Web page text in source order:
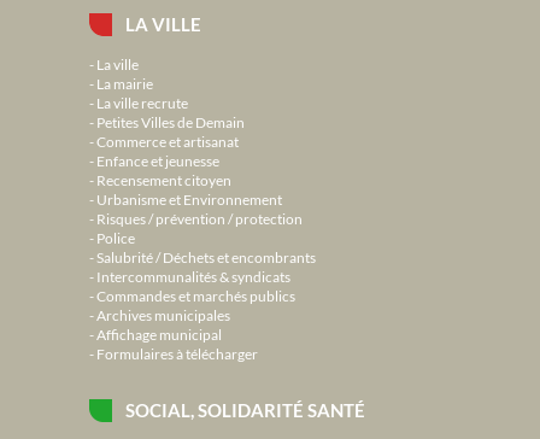
LA VILLE
La ville
La mairie
La ville recrute
Petites Villes de Demain
Commerce et artisanat
Enfance et jeunesse
Recensement citoyen
Urbanisme et Environnement
Risques / prévention / protection
Police
Salubrité / Déchets et encombrants
Intercommunalités & syndicats
Commandes et marchés publics
Archives municipales
Affichage municipal
Formulaires à télécharger
SOCIAL, SOLIDARITÉ SANTÉ